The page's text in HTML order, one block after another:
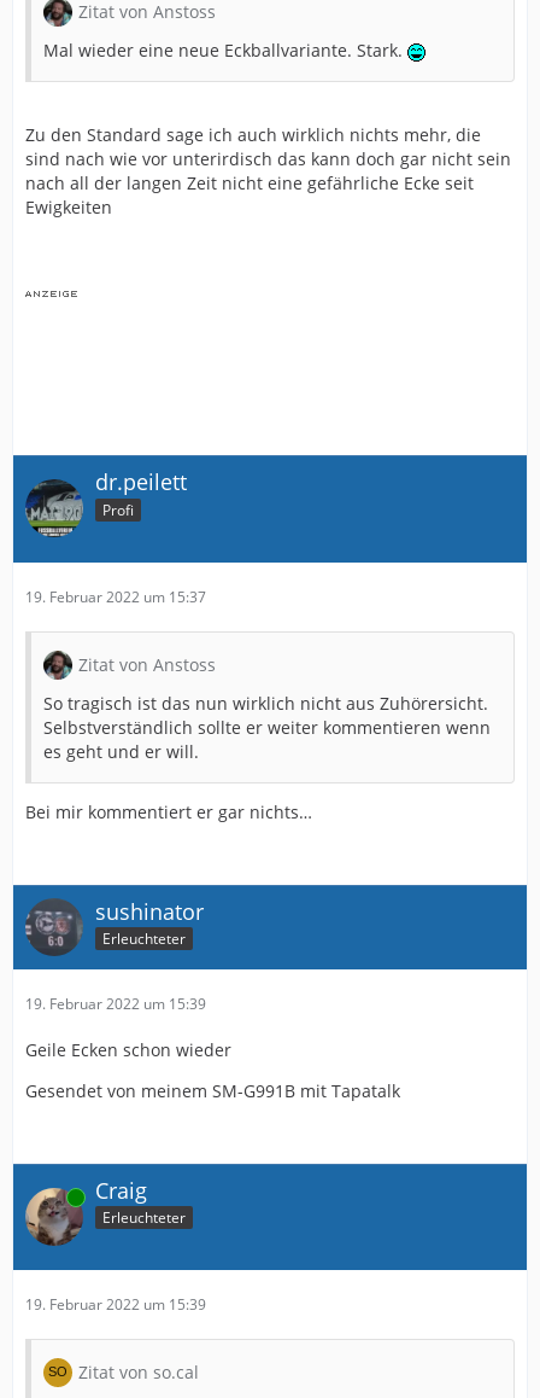
Zitat von Anstoss
Mal wieder eine neue Eckballvariante. Stark.
Zu den Standard sage ich auch wirklich nichts mehr, die
sind nach wie vor unterirdisch das kann doch gar nicht sein
nach all der langen Zeit nicht eine gefährliche Ecke seit
Ewigkeiten
dr.peilett
Profi
19. Februar 2022 um 15:37
Zitat von Anstoss
So tragisch ist das nun wirklich nicht aus Zuhörersicht.
Selbstverständlich sollte er weiter kommentieren wenn
es geht und er will.
Bei mir kommentiert er gar nichts…
sushinator
Erleuchteter
19. Februar 2022 um 15:39
Geile Ecken schon wieder
Gesendet von meinem SM-G991B mit Tapatalk
Online Craig
Erleuchteter
19. Februar 2022 um 15:39
Zitat von so.cal